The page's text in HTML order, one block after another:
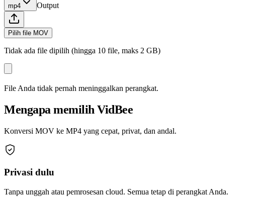
mp4 Output
Pilih file MOV
Tidak ada file dipilih (hingga 10 file, maks 2 GB)
File Anda tidak pernah meninggalkan perangkat.
Mengapa memilih VidBee
Konversi MOV ke MP4 yang cepat, privat, dan andal.
Privasi dulu
Tanpa unggah atau pemrosesan cloud. Semua tetap di perangkat Anda.